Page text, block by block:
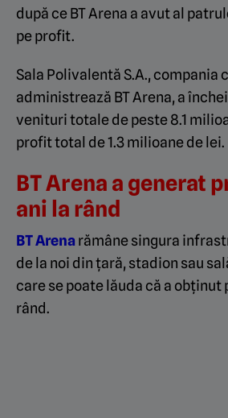
după ce BT Arena a avut al
pe profit.
Sala Polivalentă S.A., compania
administrează BT Arena, a
venituri totale de peste 8.1
profit total de 1.3 milioane de lei.
BT Arena a generat
ani la rând
BT Arenarămâne singura
de la noi din țară, stadion sau
care se poate lăuda că a obținut
rând.